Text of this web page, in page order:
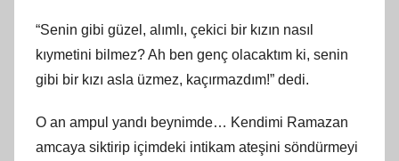
“Senin gibi güzel, alımlı, çekici bir kızın nasıl
kıymetini bilmez? Ah ben genç olacaktım ki, senin
gibi bir kızı asla üzmez, kaçırmazdım!” dedi.
O an ampul yandı beynimde… Kendimi Ramazan
amcaya siktirip içimdeki intikam ateşini söndürmeyi